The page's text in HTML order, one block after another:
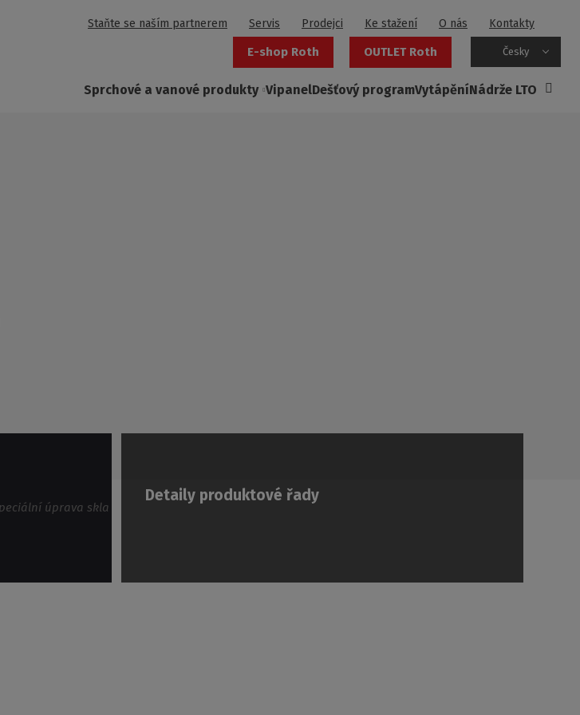
Staňte se naším partnerem Servis Prodejci Ke stažení O nás Kontakty
E-shop Roth OUTLET Roth Česky
Sprchové a vanové produkty VipanelDešťový programVytápěníNádrže LTO
Detaily produktové řady